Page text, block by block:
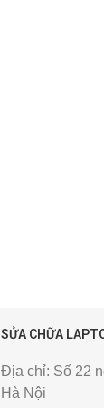
SỬA CHỮA
Địa chỉ: Số 22
Hà Nội